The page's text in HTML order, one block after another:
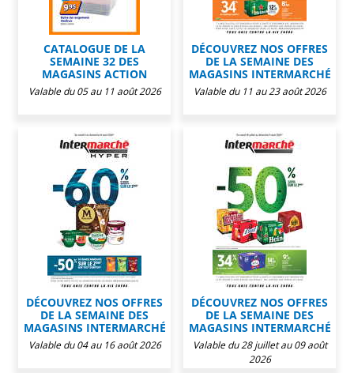
CATALOGUE DE LA
SEMAINE 32 DES
MAGASINS ACTION
Valable du 05 au 11 août 2026
DÉCOUVREZ NOS OFFRES
DE LA SEMAINE DES
MAGASINS INTERMARCHÉ
Valable du 11 au 23 août 2026
DÉCOUVREZ NOS OFFRES
DE LA SEMAINE DES
MAGASINS INTERMARCHÉ
Valable du 04 au 16 août 2026
DÉCOUVREZ NOS OFFRES
DE LA SEMAINE DES
MAGASINS INTERMARCHÉ
Valable du 28 juillet au 09 août
2026